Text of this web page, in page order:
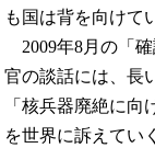
も国は背を向けて
2009年8月の「
官の談話には、長
「核兵器廃絶に
を世界に訴えてい